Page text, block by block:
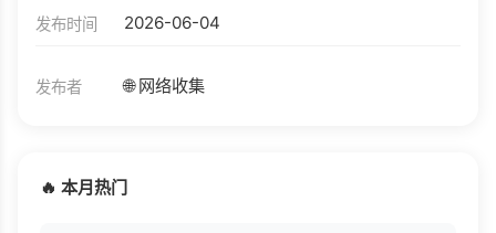
发布时间 2026-06-04
发布者 🌐 网络收集
🔥 本月热门